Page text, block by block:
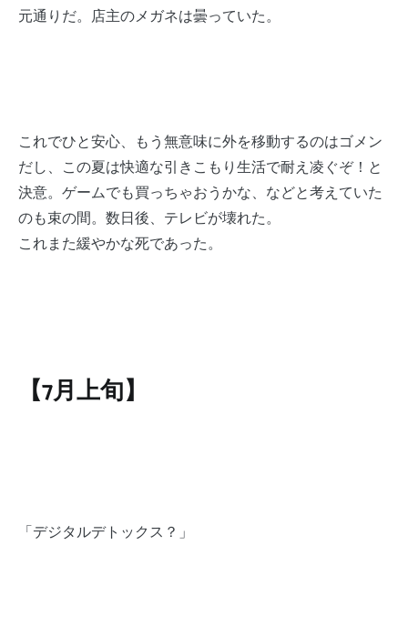
元通りだ。店主のメガネは曇っていた。
これでひと安心、もう無意味に外を移動するのはゴメン
だし、この夏は快適な引きこもり生活で耐え凌ぐぞ！と
決意。ゲームでも買っちゃおうかな、などと考えていた
のも束の間。数日後、テレビが壊れた。
これまた緩やかな死であった。
【7月上旬】
「デジタルデトックス？」